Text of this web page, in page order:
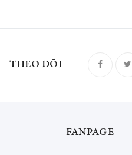
THEO DÕI
FANPAGE